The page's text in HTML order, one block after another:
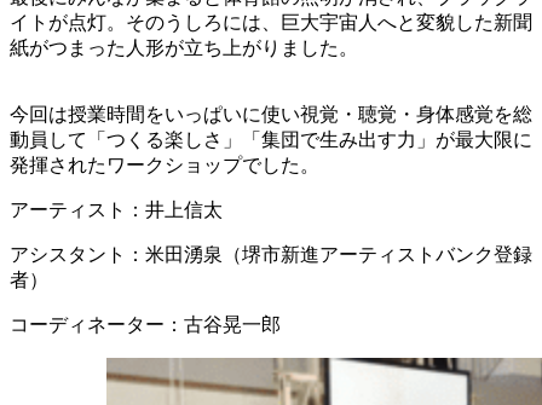
イトが点灯。そのうしろには、巨大宇宙人へと変貌した新聞
紙がつまった人形が立ち上がりました。
今回は授業時間をいっぱいに使い視覚・聴覚・身体感覚を総
動員して「つくる楽しさ」「集団で生み出す力」が最大限に
発揮されたワークショップでした。
アーティスト：井上信太
アシスタント：米田湧泉（堺市新進アーティストバンク登録
者）
コーディネーター：古谷晃一郎